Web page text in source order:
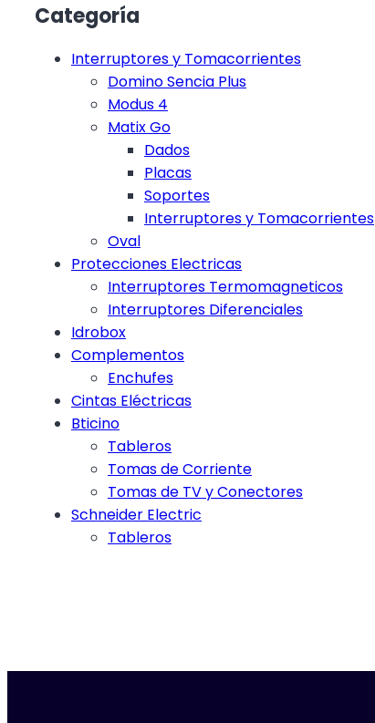
Categoría
Interruptores y Tomacorrientes
Domino Sencia Plus
Modus 4
Matix Go
Dados
Placas
Soportes
Interruptores y Tomacorrientes
Oval
Protecciones Electricas
Interruptores Termomagneticos
Interruptores Diferenciales
Idrobox
Complementos
Enchufes
Cintas Eléctricas
Bticino
Tableros
Tomas de Corriente
Tomas de TV y Conectores
Schneider Electric
Tableros